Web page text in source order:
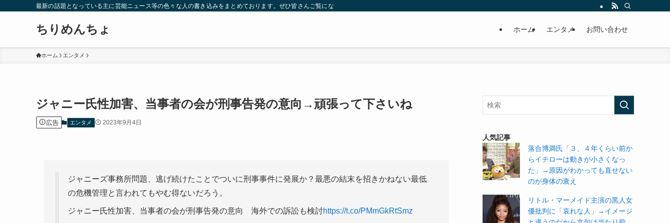
最新の話題となっている主に芸能ニュース等の色々な人の書き込みをまとめております。ぜひ皆さんご覧になっていってください。
ちりめんちょ ホーム エンタメ お問い合わせ
ホーム エンタメ
ジャニー氏性加害、当事者の会が刑事告発の意向→頑張って下さいね
広告 エンタメ 2023年9月4日
ジャニーズ事務所問題、逃げ続けたことでついに刑事事件に発展か？最悪の結末を招きかねない最低
の危機管理と言われてもやむ得ないだろう。
ジャニー氏性加害、当事者の会が刑事告発の意向 海外での訴訟も検討https://t.co/PMmGkRtSmz
人気記事
落合博満氏「３、４年くらい前か
らイチローは動きが小さくなっ
た」→原因がわかっても直せない
のが身体の衰え
リトル・マーメイド主演の黒人女
優批判に「哀れな人」→イメージ